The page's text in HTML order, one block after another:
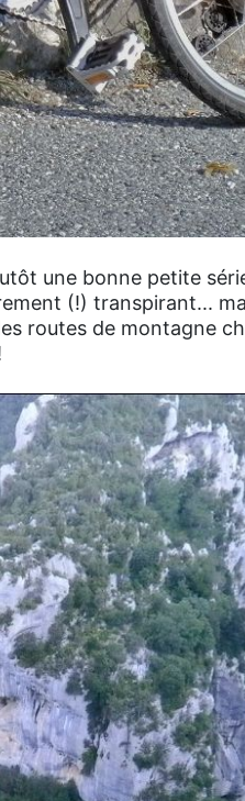
une bonne petite
(!) transpirant...
routes de montagne